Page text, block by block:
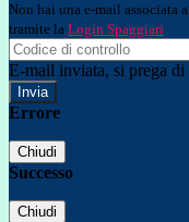
Non hai una e-mail associata
tramite la Login Spaggiari
E-mail inviata, si prega di
Errore
Chiudi
Successo
Chiudi